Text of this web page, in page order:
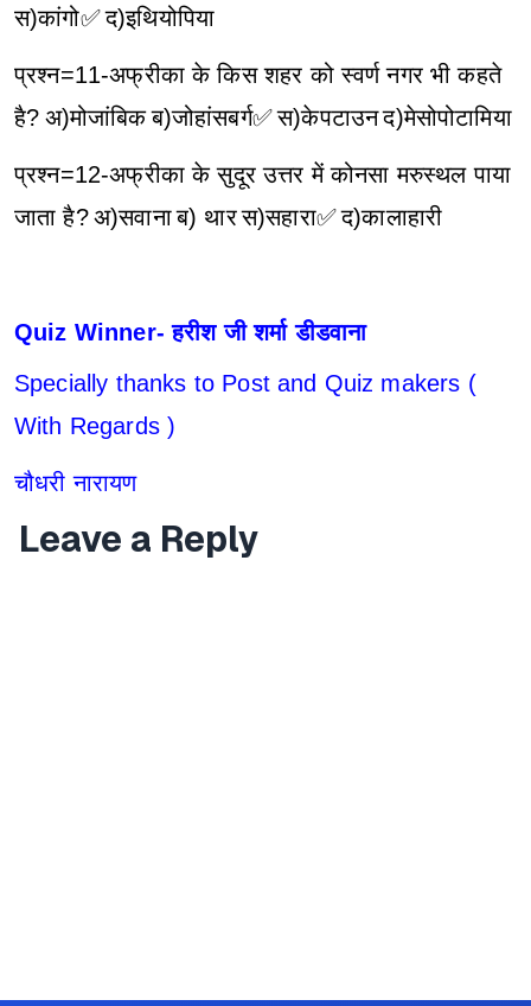
स)कांगो✅द)इथियोपिया
प्रश्न=11-अफ्रीका के किस शहर को स्वर्ण नगर भी कहते
है? अ)मोजांबिकब)जोहांसबर्ग✅स)केपटाउनद)मेसोपोटामिया
प्रश्न=12-अफ्रीका के सुदूर उत्तर में कोनसा मरुस्थल पाया
जाता है?अ)सवानाब) थारस)सहारा✅द)कालाहारी
Quiz Winner- हरीश जी शर्मा डीडवाना
Specially thanks to Post and Quiz makers (
With Regards )
चौधरी नारायण
Leave a Reply